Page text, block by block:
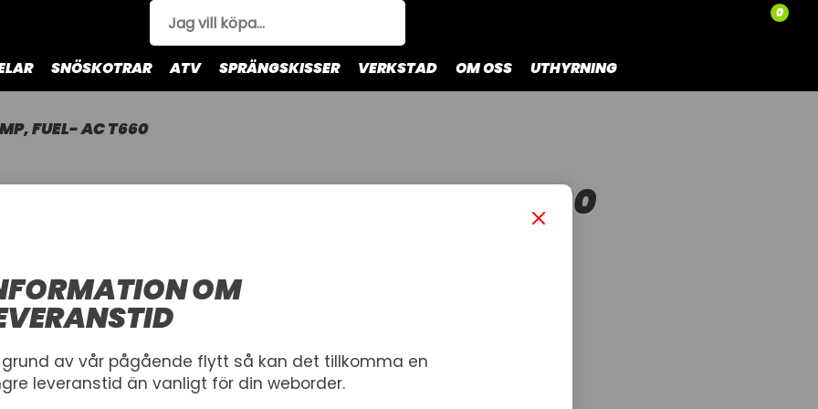
0
SNÖSKOTRAR ATV SPRÄNGSKISSER VERKSTAD OM OSS UTHYRNING
FUEL- AC T660
PUMP, FUEL- AC T660
1001851
Inkl. moms
I lager
OM
grund av vår pågående flytt så kan det tillkomma en
leveranstid än vanligt för din weborder.